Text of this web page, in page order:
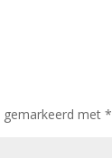
gemarkeerd met*